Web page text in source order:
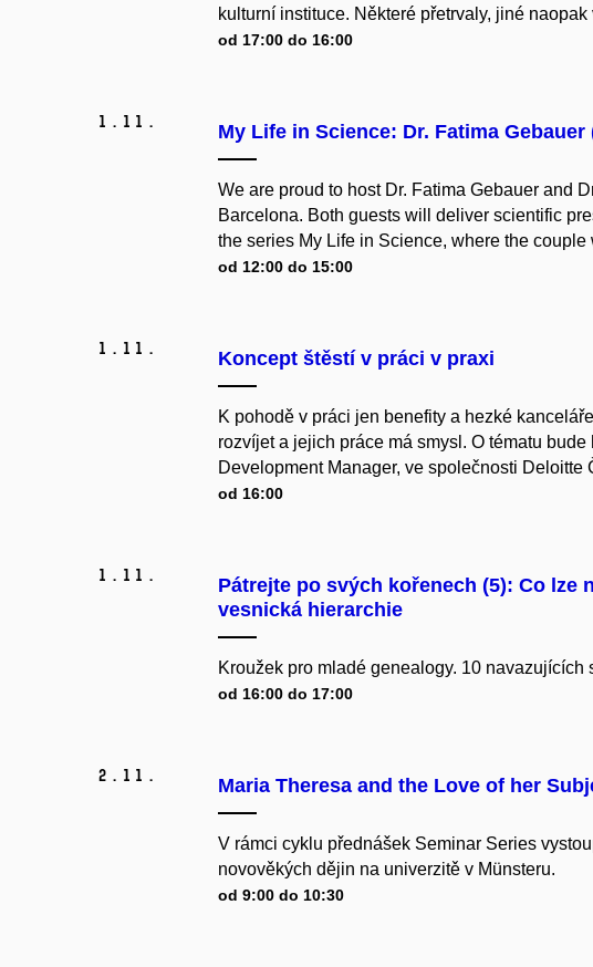
kulturní instituce. Některé přetrvaly, jiné
od 17:00 do 16:00
1. 11. My Life in Science: Dr. Fatima
We are proud to host Dr. Fatima Gebauer and
Barcelona. Both guests will deliver scientific
the series My Life in Science, where the couple
od 12:00 do 15:00
1. 11. Koncept štěstí v práci v praxi
K pohodě v práci jen benefity a hezké
rozvíjet a jejich práce má smysl. O tématu
Development Manager, ve společnosti Deloitte
od 16:00
1. 11.
Pátrejte po svých kořenech (5): Co lze
vesnická hierarchie
Kroužek pro mladé genealogy. 10 navazujících
od 16:00 do 17:00
2. 11. Maria Theresa and the Love of her
V rámci cyklu přednášek Seminar Series
novověkých dějin na univerzitě v Münsteru.
od 9:00 do 10:30